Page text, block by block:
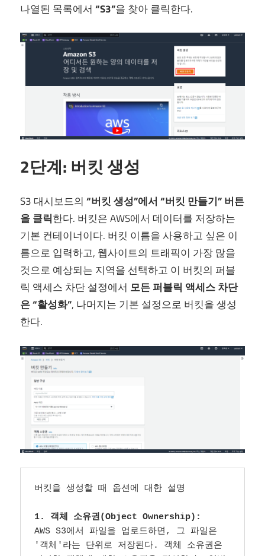
나열된 목록에서 “S3”을 찾아 클릭한다.
2단계: 버킷 생성
S3 대시보드의 “버킷 생성”에서 “버킷 만들기” 버튼
을 클릭한다. 버킷은 AWS에서 데이터를 저장하는
기본 컨테이너이다. 버킷 이름을 사용하고 싶은 이
름으로 입력하고, 웹사이트의 트래픽이 가장 많을
것으로 예상되는 지역을 선택하고 이 버킷의 퍼블
릭 액세스 차단 설정에서 모든 퍼블릭 액세스 차단
은 “활성화”, 나머지는 기본 설정으로 버킷을 생성
한다.
버킷을 생성할 때 옵션에 대한 설명
1. 객체 소유권(Object Ownership):
AWS S3에서 파일을 업로드하면, 그 파일은
'객체'라는 단위로 저장된다. 객체 소유권은